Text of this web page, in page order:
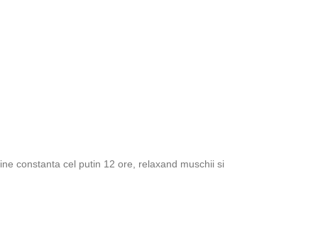
constanta cel putin 12 ore, relaxand muschii si